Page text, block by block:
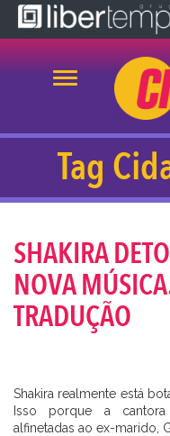
Alternar navegação
NEWS
Tag
SHAKIRA
NOVA
TRADUÇÃO
Shakira realmente está
Isso porque a
alfinetadas ao ex-marido,